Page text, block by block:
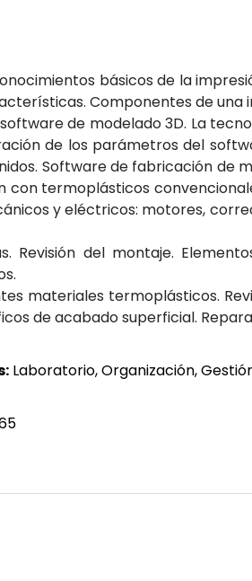
básicos de la
Componentes de una
de modelado 3D. La
de los parámetros del
Software de fabricación de
termoplásticos
y eléctricos: motores,
Revisión del montaje.
materiales termoplásticos.
de acabado superficial.
Laboratorio, Organización,